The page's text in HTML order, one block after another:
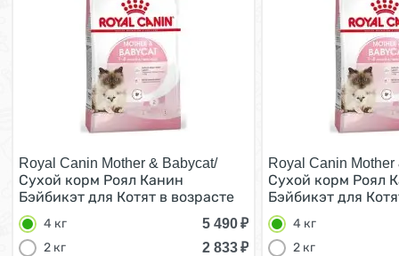
Royal Canin Mother & Babycat/
Сухой корм Роял Канин
Бэйбикэт для Котят в возрасте
от 1 до 4 месяцев 4 кг
4 кг 5 490₽
2 кг
2 833₽
Royal Canin Mother
Сухой корм Роял
Бэйбикэт для
от 1 до 4 месяцев
4 кг
2 кг